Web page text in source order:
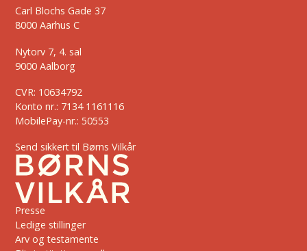
Carl Blochs Gade 37
8000 Aarhus C
Nytorv 7, 4. sal
9000 Aalborg
CVR: 10634792
Konto nr.: 7134 1161116
MobilePay-nr.: 50553
Send sikkert til Børns Vilkår
Presse
Ledige stillinger
Arv og testamente